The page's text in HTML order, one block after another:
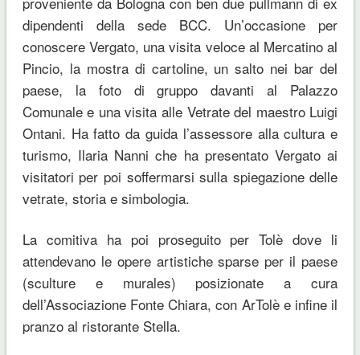
dipendenti della sede BCC. Un’occasione per
conoscere Vergato, una visita veloce al Mercatino al
Pincio, la mostra di cartoline, un salto nei bar del
paese, la foto di gruppo davanti al Palazzo
Comunale e una visita alle Vetrate del maestro Luigi
Ontani. Ha fatto da guida l’assessore alla cultura e
turismo, Ilaria Nanni che ha presentato Vergato ai
visitatori per poi soffermarsi sulla spiegazione delle
vetrate, storia e simbologia.
La comitiva ha poi proseguito per Tolè dove li
attendevano le opere artistiche sparse per il paese
(sculture e murales) posizionate a cura
dell’Associazione Fonte Chiara, con ArTolè e infine il
pranzo al ristorante Stella.